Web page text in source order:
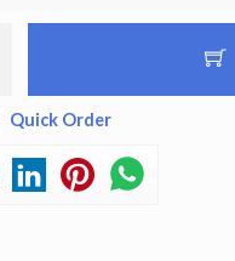
Quick Order